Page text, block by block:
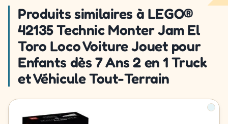
Produits similaires à LEGO®
42135 Technic Monter Jam El
Toro Loco Voiture Jouet pour
Enfants dès 7 Ans 2 en 1 Truck
et Véhicule Tout-Terrain